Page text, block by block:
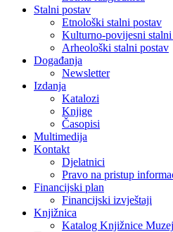
Stalni postav
Etnološki stalni postav
Kulturno-povijesni stalni
Arheološki stalni postav
Događanja
Newsletter
Izdanja
Katalozi
Knjige
Časopisi
Multimedija
Kontakt
Djelatnici
Pravo na pristup
Financijski plan
Financijski izvještaji
Knjižnica
Katalog Knjižnice